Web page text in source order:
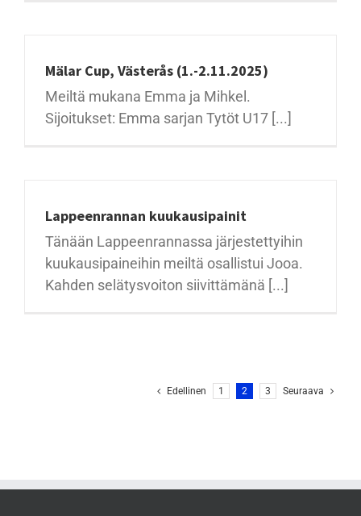
Mälar Cup, Västerås (1.-2.11.2025)
Meiltä mukana Emma ja Mihkel.
Sijoitukset: Emma sarjan Tytöt U17 [...]
Lappeenrannan kuukausipainit
Tänään Lappeenrannassa järjestettyihin
kuukausipaineihin meiltä osallistui Jooa.
Kahden selätysvoiton siivittämänä [...]
Edellinen 1 2 3 Seuraava